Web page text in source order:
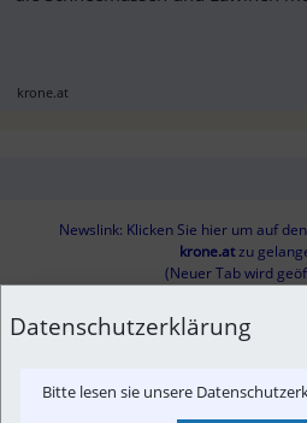
krone.at
Newslink: Klicken Sie hier um auf
krone.at zu
(Neuer Tab wird
Austria-In-Motion
Datenschutzerklärung
Bitte lesen sie unsere